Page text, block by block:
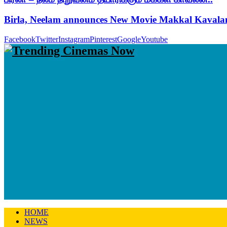
Birla, Neelam announces New Movie Makkal
FacebookTwitterInstagramPinterestGoogleYoutube
HOME
NEWS